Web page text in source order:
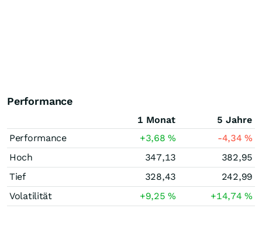
Performance
1 Monat
5 Jahre
Performance
+3,68% -4,34%
Hoch
347,13
382,95
Tief
328,43
242,99
Volatilität
+9,25% +14,74%